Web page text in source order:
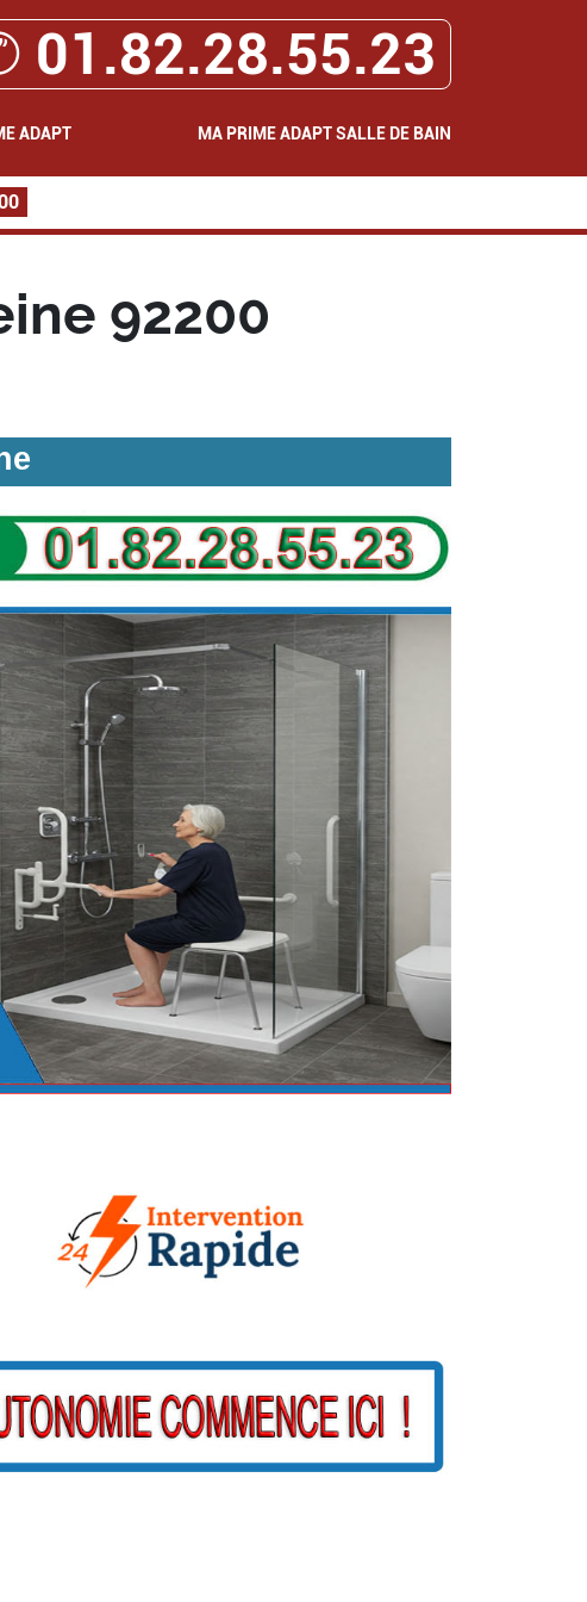
01.82.28.55.23
ADAPT MA PRIME ADAPT SALLE DE BAIN
92200